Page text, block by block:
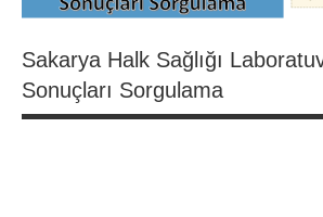
Sakarya Halk Sağlığı
Sonuçları Sorgulama